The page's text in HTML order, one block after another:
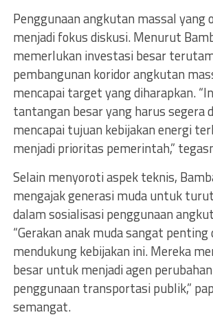
Penggunaan angkutan massal yang
menjadi fokus diskusi. Menurut
memerlukan investasi besar
pembangunan koridor angkutan
mencapai target yang diharapkan.
tantangan besar yang harus segera
mencapai tujuan kebijakan energi
menjadi prioritas pemerintah,”
Selain menyoroti aspek teknis,
mengajak generasi muda untuk
dalam sosialisasi penggunaan
“Gerakan anak muda sangat penting
mendukung kebijakan ini. Mereka
besar untuk menjadi agen
penggunaan transportasi publik,”
semangat.